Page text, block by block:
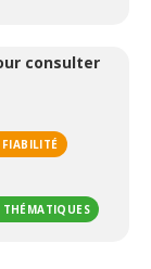
consulter